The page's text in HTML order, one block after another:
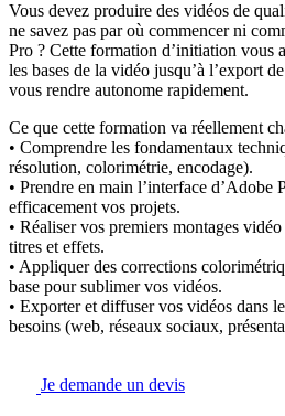
Vous devez produire des vidéos de
ne savez pas par où commencer ni
Pro ? Cette formation d’initiation vous
les bases de la vidéo jusqu’à l’export
vous rendre autonome rapidement.
Ce que cette formation va réellement
• Comprendre les fondamentaux
résolution, colorimétrie, encodage).
• Prendre en main l’interface d’Adobe
efficacement vos projets.
• Réaliser vos premiers montages
titres et effets.
• Appliquer des corrections
base pour sublimer vos vidéos.
• Exporter et diffuser vos vidéos dans
besoins (web, réseaux sociaux,
Je demande un devis